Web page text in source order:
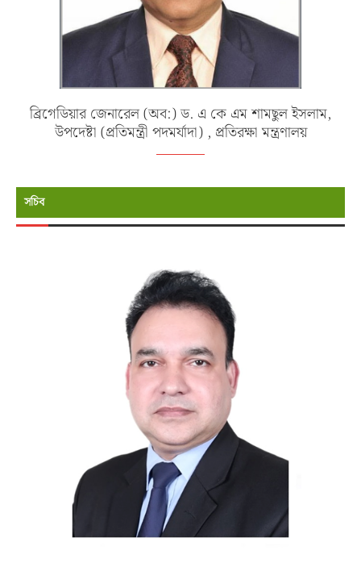
ব্রিগেডিয়ার জেনারেল (অব:) ড. এ কে এম শামছুল ইসলাম,
উপদেষ্টা (প্রতিমন্ত্রী পদমর্যাদা) , প্রতিরক্ষা মন্ত্রণালয়
সচিব